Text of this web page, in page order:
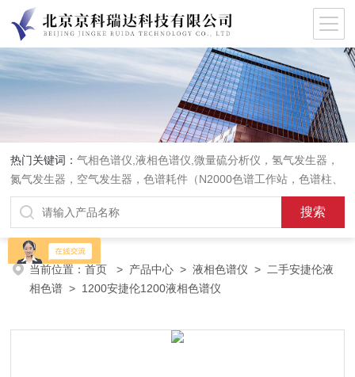
热门关键词：气相色谱仪,液相色谱仪,微量硫分析仪，氢气发生器，
氮气发生器，空气发生器，色谱耗件（N2000色谱工作站，色谱柱、
阀件、进样器、色谱担体），顶空进样器，热解析仪，紫外分光光度
计，原子吸收分光光度计，傅立叶红外光谱仪，分析天平等常规实验
室产品。
当前位置：首页 > 产品中心 >液相色谱仪 > 二手安捷伦液
相色谱 > 1200安捷伦1200液相色谱仪